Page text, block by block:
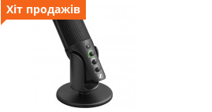
Хіт продажів